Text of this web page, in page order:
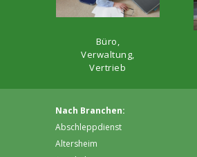
Büro,
Verwaltung,
Vertrieb
Nach Branchen:
Abschleppdienst
Altersheim